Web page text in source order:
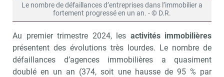
Le nombre de défaillances d’entreprises dans l’immobilier a
fortement progressé en un an. - © D.R.
Au premier trimestre 2024, les activités immobilières
présentent des évolutions très lourdes. Le nombre de
défaillances d’agences immobilières a quasiment
doublé en un an (374, soit une hausse de 95 % par